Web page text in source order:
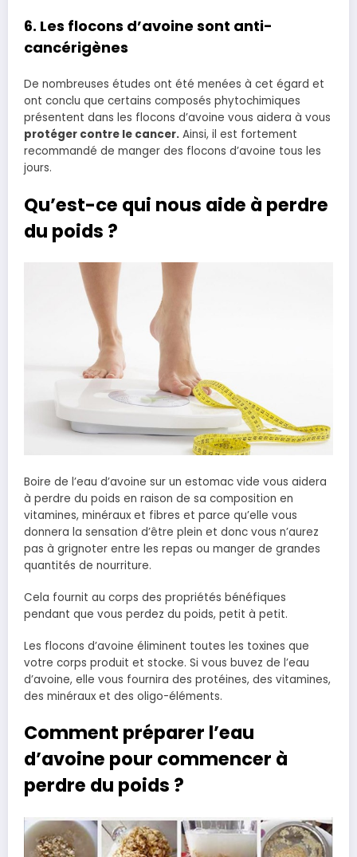
6. Les flocons d’avoine sont anti-
cancérigènes
De nombreuses études ont été menées à cet égard et
ont conclu que certains composés phytochimiques
présentent dans les flocons d’avoine vous aidera à vous
protéger contre le cancer. Ainsi, il est fortement
recommandé de manger des flocons d’avoine tous les
jours.
Qu’est-ce qui nous aide à perdre
du poids ?
Boire de l’eau d’avoine sur un estomac vide vous aidera
à perdre du poids en raison de sa composition en
vitamines, minéraux et fibres et parce qu’elle vous
donnera la sensation d’être plein et donc vous n’aurez
pas à grignoter entre les repas ou manger de grandes
quantités de nourriture.
Cela fournit au corps des propriétés bénéfiques
pendant que vous perdez du poids, petit à petit.
Les flocons d’avoine éliminent toutes les toxines que
votre corps produit et stocke. Si vous buvez de l’eau
d’avoine, elle vous fournira des protéines, des vitamines,
des minéraux et des oligo-éléments.
Comment préparer l’eau
d’avoine pour commencer à
perdre du poids ?